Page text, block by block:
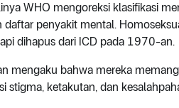
WHO mengoreksi klasifikasi
daftar penyakit mental.
dihapus dari ICD pada 1970-an.
mengaku bahwa mereka
stigma, ketakutan, dan